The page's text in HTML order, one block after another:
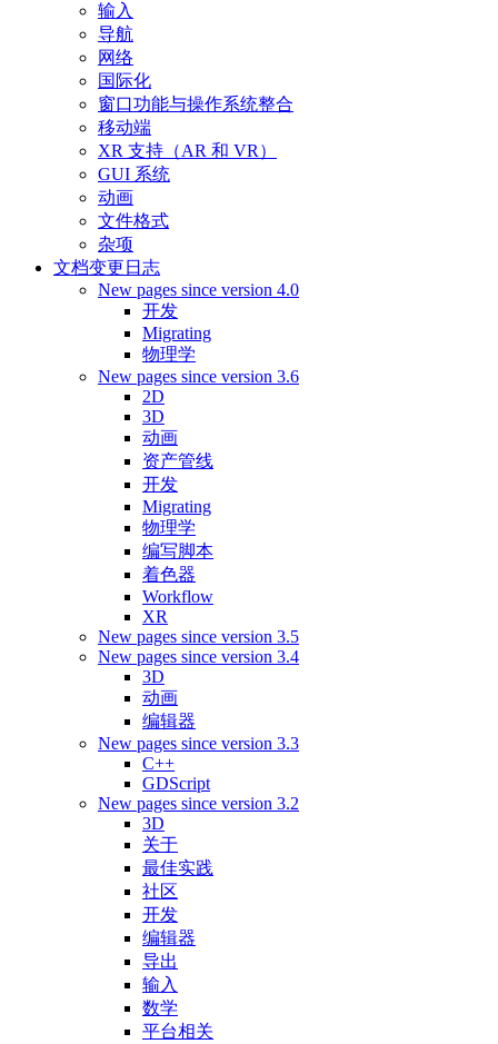
输入
导航
网络
国际化
窗口功能与操作系统整合
移动端
XR 支持（AR 和 VR）
GUI 系统
动画
文件格式
杂项
文档变更日志
New pages since version 4.0
开发
Migrating
物理学
New pages since version 3.6
2D
3D
动画
资产管线
开发
Migrating
物理学
编写脚本
着色器
Workflow
XR
New pages since version 3.5
New pages since version 3.4
3D
动画
编辑器
New pages since version 3.3
C++
GDScript
New pages since version 3.2
3D
关于
最佳实践
社区
开发
编辑器
导出
输入
数学
平台相关